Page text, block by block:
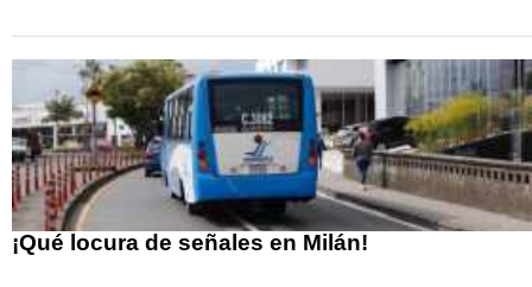
¡Qué locura de señales en Milán!